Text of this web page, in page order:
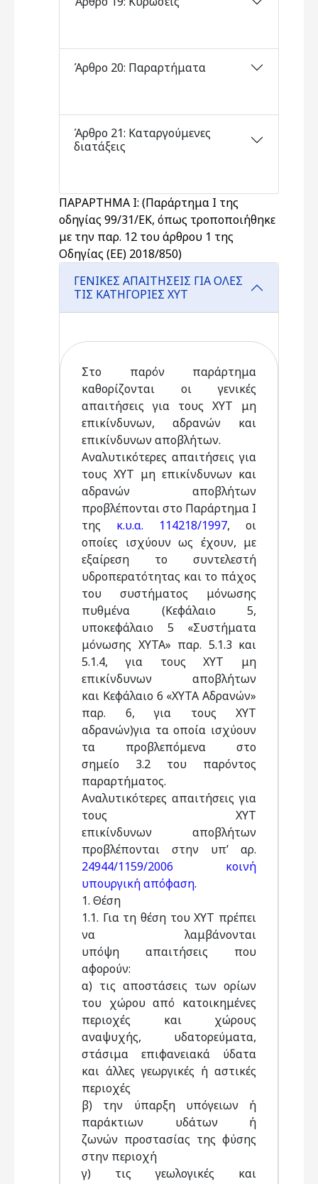
Άρθρο 20: Παραρτήματα
Άρθρο 21: Καταργούμενες
διατάξεις
ΠΑΡΑΡΤΗΜΑ Ι: (Παράρτημα Ι της
οδηγίας 99/31/ΕΚ, όπως τροποποιήθηκε
με την παρ. 12 του άρθρου 1 της
Οδηγίας (ΕΕ) 2018/850)
ΓΕΝΙΚΕΣ ΑΠΑΙΤΗΣΕΙΣ ΓΙΑ ΟΛΕΣ
ΤΙΣ ΚΑΤΗΓΟΡΙΕΣ ΧΥΤ
Στο παρόν παράρτημα
καθορίζονται οι γενικές
απαιτήσεις για τους ΧΥΤ μη
επικίνδυνων, αδρανών και
επικίνδυνων αποβλήτων.
Αναλυτικότερες απαιτήσεις για
τους ΧΥΤ μη επικίνδυνων και
αδρανών αποβλήτων
προβλέπονται στο Παράρτημα Ι
της κ.υ.α. 114218/1997, οι
οποίες ισχύουν ως έχουν, με
εξαίρεση το συντελεστή
υδροπερατότητας και το πάχος
του συστήματος μόνωσης
πυθμένα (Κεφάλαιο 5,
υποκεφάλαιο 5 «Συστήματα
μόνωσης ΧΥΤΑ» παρ. 5.1.3 και
5.1.4, για τους ΧΥΤ μη
επικίνδυνων αποβλήτων
και Κεφάλαιο 6 «ΧΥΤΑ Αδρανών»
παρ. 6, για τους ΧΥΤ
αδρανών)για τα οποία ισχύουν
τα προβλεπόμενα στο
σημείο 3.2 του παρόντος
παραρτήματος.
Αναλυτικότερες απαιτήσεις για
τους ΧΥΤ
επικίνδυνων αποβλήτων
προβλέπονται στην υπ’ αρ.
24944/1159/2006 κοινή
υπουργική απόφαση.
1. Θέση
1.1. Για τη θέση του ΧΥΤ πρέπει
να λαμβάνονται
υπόψη απαιτήσεις που
αφορούν:
α) τις αποστάσεις των ορίων
του χώρου από κατοικημένες
περιοχές και χώρους
αναψυχής, υδατορεύματα,
στάσιμα επιφανειακά ύδατα
και άλλες γεωργικές ή αστικές
περιοχές
β) την ύπαρξη υπόγειων ή
παράκτιων υδάτων ή
ζωνών προστασίας της φύσης
στην περιοχή
γ) τις γεωλογικές και